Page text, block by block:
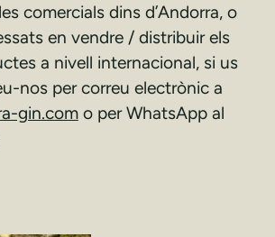
comercials dins d’Andorra, o
en vendre / distribuir els
a nivell internacional, si us
nos per correu electrònic a
gin.como per WhatsApp al